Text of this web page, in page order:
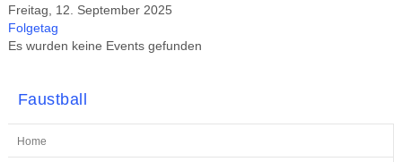
Freitag, 12. September 2025
Folgetag
Es wurden keine Events gefunden
Faustball
Home